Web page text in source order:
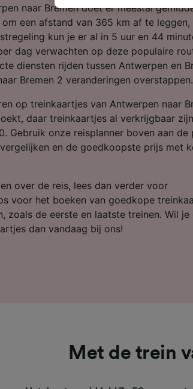
naar Bremen doet er meestal
een afstand van 365 km af te leggen,
kun je er al in 5 uur en 44
dag verwachten op deze populaire
diensten rijden tussen Antwerpen en
Bremen 2 veranderingen overstappen.
op treinkaartjes van Antwerpen naar
daar treinkaartjes al verkrijgbaar
Gebruik onze reisplanner boven aan de
en de goedkoopste prijs met
over de reis, lees dan verder voor
voor het boeken van goedkope
zoals de eerste en laatste treinen. Wil je
dan vandaag bij ons!
Met de trein
elk moment wijzigen op
keuzes worden aan
op browsegegevens. Je
je ons hebt gevraagd om
Wij en onze partners
Precieze
scannen ter identificatie.
openen.
contentmetingen,
Partnerlijst (derden)